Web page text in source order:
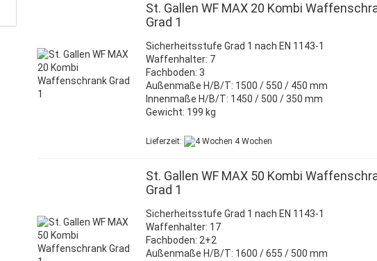
St. Gallen WF MAX 20 Kombi
Grad 1
Sicherheitsstufe Grad 1 nach EN 1143-1
Waffenhalter: 7
Fachboden: 3
Außenmaße H/B/T: 1500 / 550 / 450 mm
Innenmaße H/B/T: 1450 / 500 / 350 mm
Gewicht: 199 kg
Lieferzeit: 4 Wochen
St. Gallen WF MAX 50 Kombi
Grad 1
Sicherheitsstufe Grad 1 nach EN 1143-1
Waffenhalter: 17
Fachboden: 2+2
Außenmaße H/B/T: 1600 / 655 / 500 mm